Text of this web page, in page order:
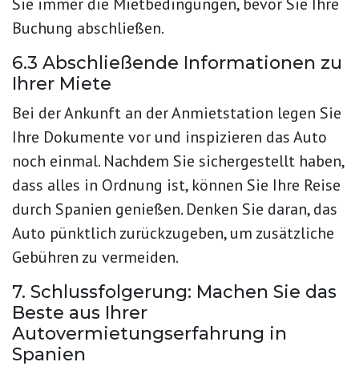
Buchung abschließen.
6.3 Abschließende Informationen zu
Ihrer Miete
Bei der Ankunft an der Anmietstation legen Sie
Ihre Dokumente vor und inspizieren das Auto
noch einmal. Nachdem Sie sichergestellt haben,
dass alles in Ordnung ist, können Sie Ihre Reise
durch Spanien genießen. Denken Sie daran, das
Auto pünktlich zurückzugeben, um zusätzliche
Gebühren zu vermeiden.
7. Schlussfolgerung: Machen Sie das
Beste aus Ihrer
Autovermietungserfahrung in
Spanien